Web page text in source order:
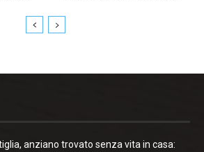
anziano trovato senza vita in casa: